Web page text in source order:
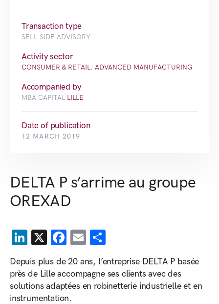
Transaction type
SELL-SIDE ADVISORY
Activity sector
CONSUMER & RETAIL, ADVANCED MANUFACTURING
Accompanied by
MBA CAPITAL LILLE
Date of publication
12 MARCH 2019
DELTA P s’arrime au groupe
OREXAD
LinkedIn
X Facebook
Email
Depuis plus de 20 ans, l’entreprise DELTA P basée
près de Lille accompagne ses clients avec des
solutions adaptées en robinetterie industrielle et en
instrumentation.